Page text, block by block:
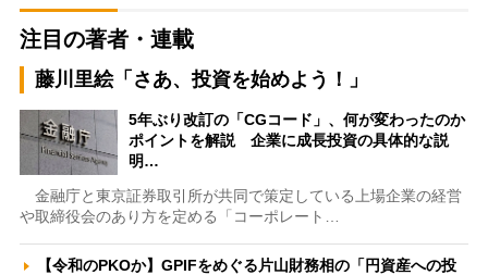
注目の著者・連載
藤川里絵「さあ、投資を始めよう！」
5年ぶり改訂の「CGコード」、何が変わったのか
ポイントを解説 企業に成長投資の具体的な説
明…
金融庁と東京証券取引所が共同で策定している上場企業の経営
や取締役会のあり方を定める「コーポレート…
【令和のPKOか】GPIFをめぐる片山財務相の「円資産への投